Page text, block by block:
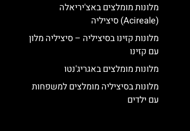
מלונות מומלצים באצ'יריאלה
(Acireale) סיציליה
מלונות קזינו בסיציליה – סיציליה מלון
עם קזינו
מלונות מומלצים באגריג'נטו
מלונות בסיציליה מומלצים למשפחות
עם ילדים